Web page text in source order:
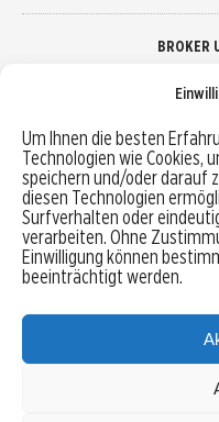
Um Ihnen die besten
Technologien wie Cookies,
speichern und/oder darauf
diesen Technologien
Surfverhalten oder
verarbeiten. Ohne
Einwilligung können
beeinträchtigt werden.
BROKER
Robo-Advisor vergleichen
Depotvergleich
Festgeld vergleichen
Tagesgeld vergleichen